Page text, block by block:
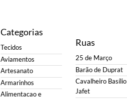
Categorias
Tecidos
Aviamentos
Artesanato
Armarinhos
Alimentacao e
Ruas
25 de Março
Barão de Duprat
Cavalheiro Basílio
Jafet